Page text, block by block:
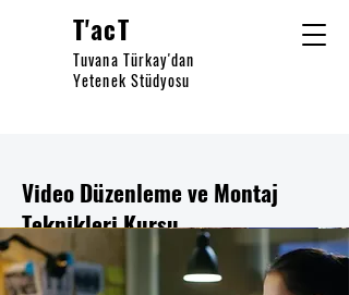
T'acT
Tuvana Türkay'dan
Yetenek Stüdyosu
Video Düzenleme ve Montaj
Teknikleri Kursu